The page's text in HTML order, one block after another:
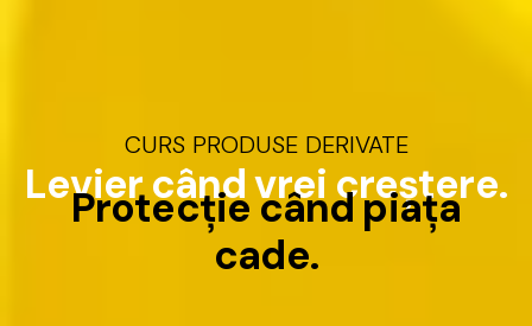
CURS PRODUSE DERIVATE
Levier cândvrei creștere.
Protecțiecândpiața
cade.